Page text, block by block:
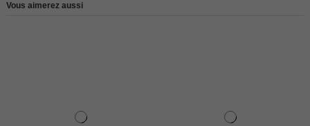
Vous aimerez aussi